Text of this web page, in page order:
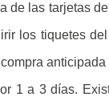
de las tarjetas
los tiquetes
1 a 3 días.